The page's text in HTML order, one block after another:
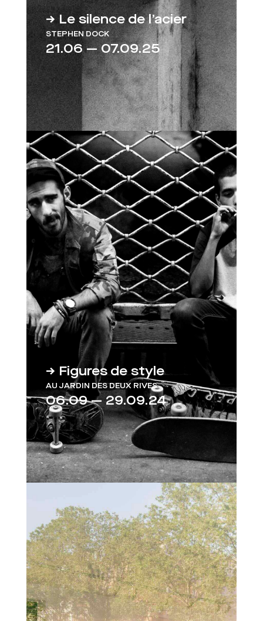
→ Le silence de l’acier
STEPHEN DOCK
21.06 — 07.09.25
→ Figures de style
AU JARDIN DES DEUX RIVES
06.09 — 29.09.24